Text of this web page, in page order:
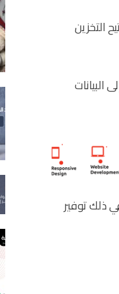
التخزين
البيانات
ذلك توفير